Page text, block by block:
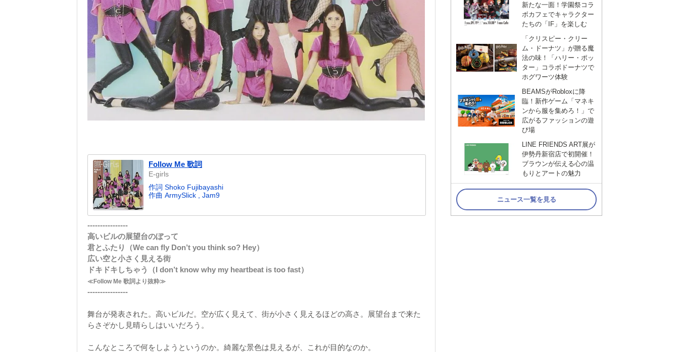
Follow Me 歌詞
E-girls
作詞 Shoko Fujibayashi
作曲 ArmySlick , Jam9
----------------
高いビルの展望台のぼって
君とふたり（We can fly Don’t you think so? Hey）
広い空と小さく見える街
ドキドキしちゃう（I don’t know why my heartbeat is too fast）
≪Follow Me 歌詞より抜粋≫
----------------
舞台が発表された。高いビルだ。空が広く見えて、街が小さく見えるほどの高さ。展望台まで来た
らさぞかし見晴らしはいいだろう。
こんなところで何をしようというのか。綺麗な景色は見えるが、これが目的なのか。
新たな一面！学園祭コラ
ボカフェでキャラクター
たちの「IF」を楽しむ
「クリスピー・クリー
ム・ドーナツ」が贈る魔
法の味！「ハリー・ポッ
ター」コラボドーナツで
ホグワーツ体験
BEAMSがRobloxに降
臨！新作ゲーム「マネキ
ンから服を集めろ！」で
広がるファッションの遊
び場
LINE FRIENDS ART展が
伊勢丹新宿店で初開催！
ブラウンが伝える心の温
もりとアートの魅力
ニュース一覧を見る